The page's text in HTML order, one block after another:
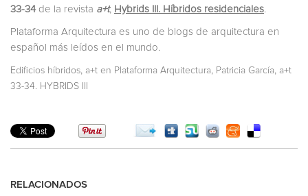
33-34de la revista a+t, Hybrids III. Híbridos residenciales.
Plataforma Arquitectura es uno de blogs de arquitectura en
español más leídos en el mundo.
Edificios híbridos, a+t en Plataforma Arquitectura, Patricia García, a+t
33-34. HYBRIDS III
RELACIONADOS